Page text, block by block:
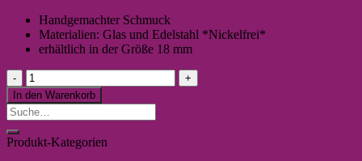
Handgemachter Schmuck
Materialien: Glas und Edelstahl *Nickelfrei*
erhältlich in der Größe 18 mm
Ohrstecker
"Melonen
Zeit"
Menge
In den Warenkorb
Suche
nach:
Produkt-Kategorien